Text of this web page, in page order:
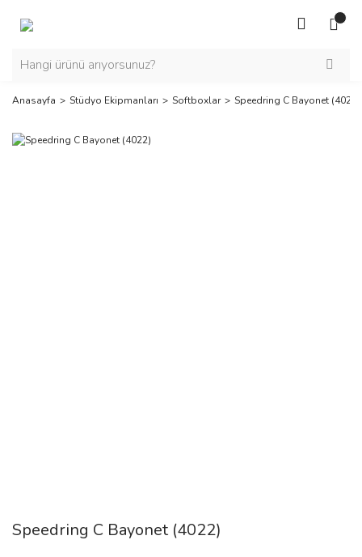
Anasayfa Stüdyo Ekipmanları Softboxlar Speedring C Bayonet (4022)
Speedring C Bayonet (4022)